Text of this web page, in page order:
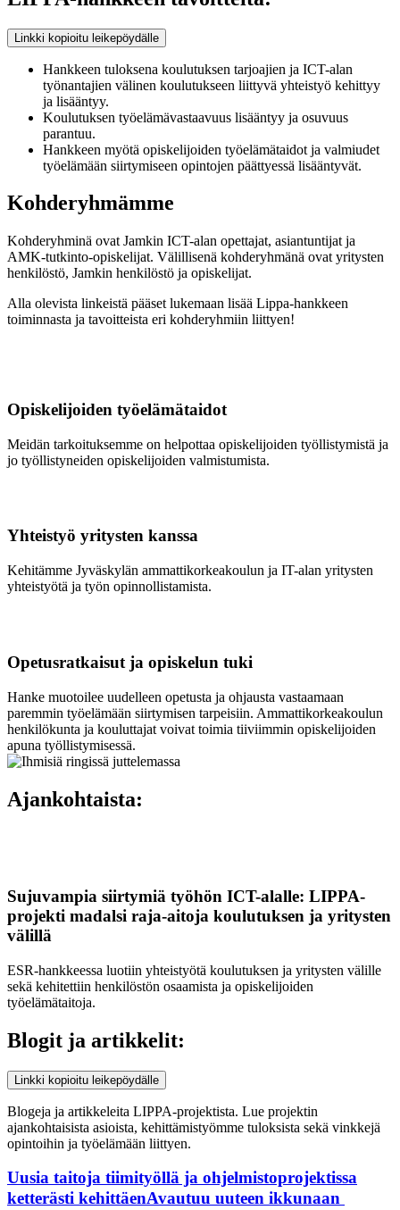
Linkki kopioitu leikepöydälle
Hankkeen tuloksena koulutuksen tarjoajien ja ICT-alan
työnantajien välinen koulutukseen liittyvä yhteistyö kehittyy
ja lisääntyy.
Koulutuksen työelämävastaavuus lisääntyy ja osuvuus
parantuu.
Hankkeen myötä opiskelijoiden työelämätaidot ja valmiudet
työelämään siirtymiseen opintojen päättyessä lisääntyvät.
Kohderyhmämme
Kohderyhminä ovat Jamkin ICT-alan opettajat, asiantuntijat ja
AMK-tutkinto-opiskelijat. Välillisenä kohderyhmänä ovat yritysten
henkilöstö, Jamkin henkilöstö ja opiskelijat.
Alla olevista linkeistä pääset lukemaan lisää Lippa-hankkeen
toiminnasta ja tavoitteista eri kohderyhmiin liittyen!
Opiskelijoiden työelämätaidot
Meidän tarkoituksemme on helpottaa opiskelijoiden ​työllistymistä ja
jo työllistyneiden opiskelijoiden valmistumista.
Yhteistyö yritysten kanssa
Kehitämme Jyväskylän ammattikorkeakoulun ja IT-alan yritysten
yhteistyötä ja työn opinnollistamista.
Opetusratkaisut ja opiskelun tuki
Hanke muotoilee uudelleen opetusta ja ohjausta vastaamaan
paremmin työelämään siirtymisen tarpeisiin. Ammattikorkeakoulun
henkilökunta ja kouluttajat voivat toimia tiiviimmin opiskelijoiden
apuna työllistymisessä.
Ajankohtaista:
Sujuvampia siirtymiä työhön ICT-alalle: LIPPA-
projekti madalsi raja-aitoja koulutuksen ja yritysten
välillä
ESR-hankkeessa luotiin yhteistyötä koulutuksen ja yritysten välille
sekä kehitettiin henkilöstön osaamista ja opiskelijoiden
työelämätaitoja.
Blogit ja artikkelit:
Linkki kopioitu leikepöydälle
Blogeja ja artikkeleita LIPPA-projektista. Lue projektin
ajankohtaisista asioista, kehittämistyömme tuloksista sekä vinkkejä
opintoihin ja työelämään liittyen.
Uusia taitoja tiimityöllä ja ohjelmistoprojektissa
ketterästi kehittäenAvautuu uuteen ikkunaan